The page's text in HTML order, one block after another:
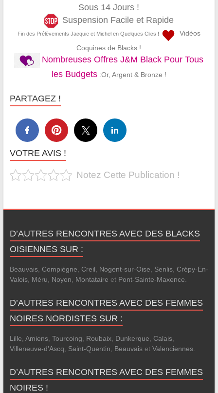
Sous 14 Jours !
Suspension Facile et Rapide
Fin des Prélèvements Jacquie et Michel en Quelques Clics !
Vidéos
Coquines de Blacks !
Nombreuses Offres J&M Black Pour Tous
les Budgets:Or, Argent & Bronze !
PARTAGEZ !
VOTRE AVIS !
Notez Cette Publication !
D’AUTRES RENCONTRES AVEC DES BLACKS
OISIENNES SUR :
Beauvais, Compiègne Creil Nogent-sur-Oise Senlis, Crépy-En-
Valois, Méru Noyon Montataire et Pont-Sainte-Maxence
D’AUTRES RENCONTRES AVEC DES FEMMES
NOIRES NORDISTES SUR :
Lille Amiens, Tourcoing Roubaix, Dunkerque Calais,
Villeneuve-d'Ascq
Saint-Quentin Beauvaiset Valenciennes.
D’AUTRES RENCONTRES AVEC DES FEMMES
NOIRES !